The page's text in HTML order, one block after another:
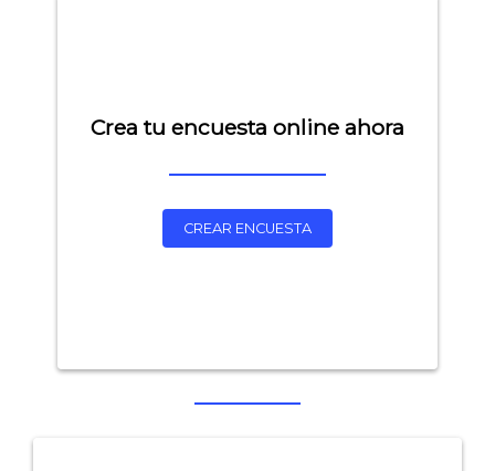
Crea tu encuesta online ahora
CREAR ENCUESTA